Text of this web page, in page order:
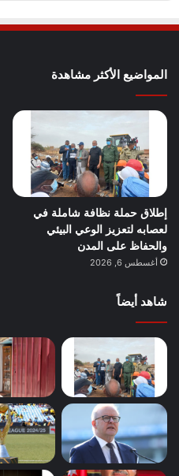
المواضيع الأكثر مشاهدة
إطلاق حملة نظافة شاملة في
لعصابه لتعزيز الوعي البيئي
والحفاظ على المدن
أغسطس 6, 2026
شاهد أيضاً